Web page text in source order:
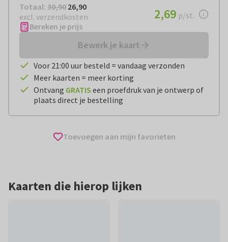
Totaal: € 26,90
Totaal: 30,90 26,90
excl. verzendkosten
€ 2,69per stuk
2,69 p/st.
Bereken je prijs
Bewerk je kaart
Voor 21:00 uur besteld = vandaag verzonden
Meer kaarten = meer korting
Ontvang GRATIS een proefdruk van je ontwerp of
plaats direct je bestelling
Toevoegen aan mijn favorieten
Kaarten die hierop lijken